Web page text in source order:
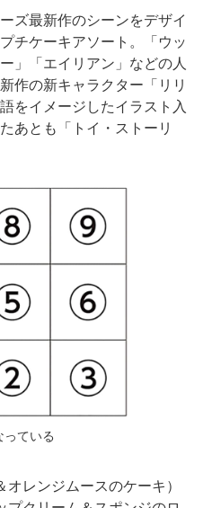
ズ最新作のシーンをデザイ
チケーキアソート。「ウッ
」「エイリアン」などの人
作の新キャラクター「リリ
をイメージしたイラスト入
あとも「トイ・ストーリ
ている
レンジムースのケーキ）